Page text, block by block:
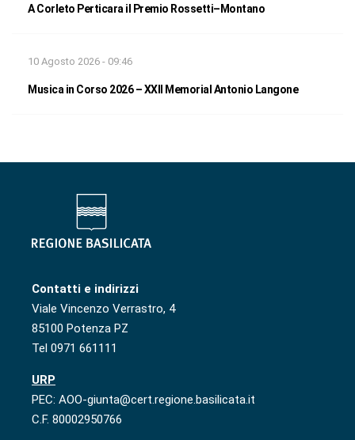
A Corleto Perticara il Premio Rossetti–Montano
10 Agosto 2026 - 09:46
Musica in Corso 2026 – XXII Memorial Antonio Langone
Contatti e indirizzi
Viale Vincenzo Verrastro, 4
85100 Potenza PZ
Tel 0971 661111
URP
PEC: AOO-giunta@cert.regione.basilicata.it
C.F. 80002950766